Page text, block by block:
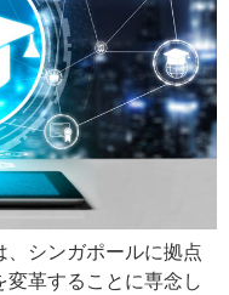
シンガポールに拠点
革することに専念し